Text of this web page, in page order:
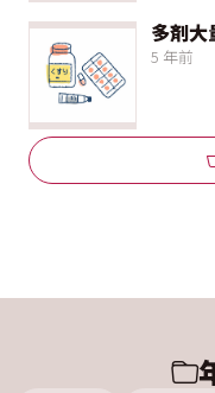
多剤大
5 年前